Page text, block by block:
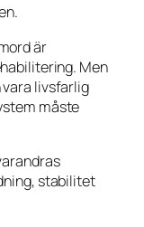
är
Men
vara livsfarlig
måste
stabilitet